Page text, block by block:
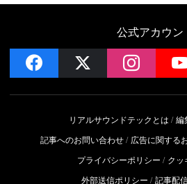
公式アカウン
facebook
リアルサウンドテックとは
編
記事へのお問い合わせ
広告に関する
プライバシーポリシー
クッ
外部送信ポリシー
記事配